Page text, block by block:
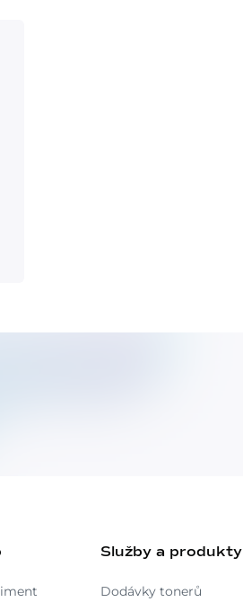
Služby a produkty
Dodávky tonerů